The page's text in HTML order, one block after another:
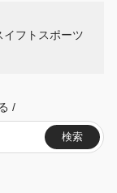
フトスポーツ
/
検索